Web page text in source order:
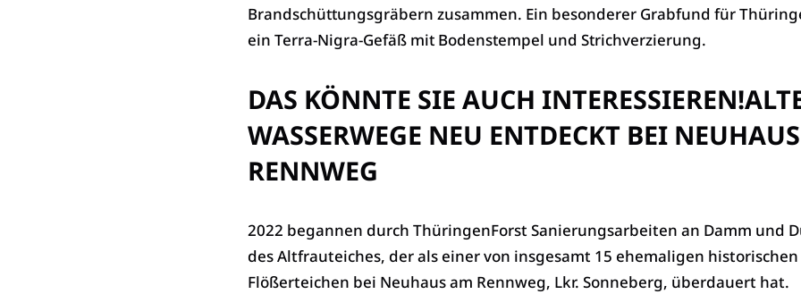
Brandschüttungsgräbern zusammen. Ein besonderer Grabfund für
ein Terra-Nigra-Gefäß mit Bodenstempel und Strichverzierung.
DAS KÖNNTE SIE AUCH INTERESSIEREN!
WASSERWEGE NEU ENTDECKT BEI
RENNWEG
2022 begannen durch ThüringenForst Sanierungsarbeiten an Damm und
des Altfrauteiches, der als einer von insgesamt 15 ehemaligen historischen
Flößerteichen bei Neuhaus am Rennweg, Lkr. Sonneberg, überdauert hat.